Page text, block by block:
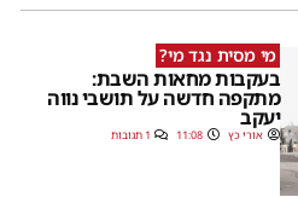
מי מסית נגד מי?
בעקבות מחאות השבת:
מתקפה חדשה על תושבי נווה
יעקב
אורי כץ 11:08 1 תגובות